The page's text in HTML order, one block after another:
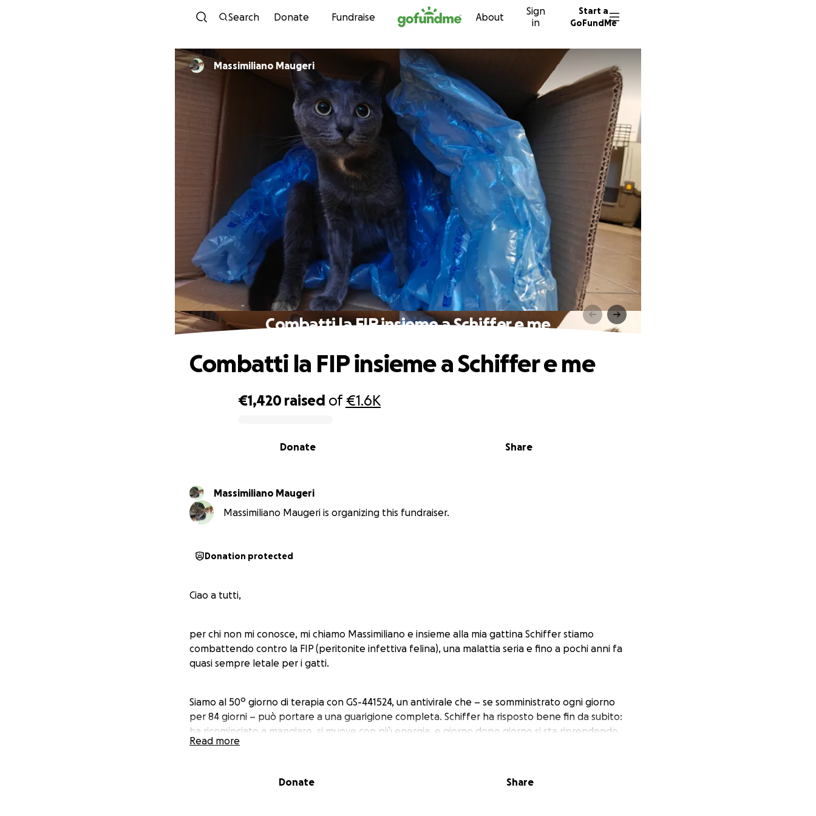
Skip to content
Search Donate Fundraise About
Sign
in
Start a
GoFundMe
Massimiliano Maugeri
Combatti la FIP insieme a Schiffer e me
€1,420 raised of€1.6K
Share
Donate
Combatti la FIP insieme a Schiffer e me
Massimiliano Maugeri
Massimiliano Maugeri is organizing this fundraiser.
Donation protected
Ciao a tutti,
per chi non mi conosce, mi chiamo Massimiliano e insieme alla mia gattina Schiffer stiamo
combattendo contro la FIP (peritonite infettiva felina), una malattia seria e fino a pochi anni fa
quasi sempre letale per i gatti.
Siamo al 50º giorno di terapia con GS-441524, un antivirale che – se somministrato ogni giorno
per 84 giorni – può portare a una guarigione completa. Schiffer ha risposto bene fin da subito:
ha ricominciato a mangiare, si muove con più energia, e giorno dopo giorno si sta riprendendo.
dopo quasi due mesi di iniezioni quotidiane, controlli veterinari e farmaci di supporto, sono
Read more
Donate Share